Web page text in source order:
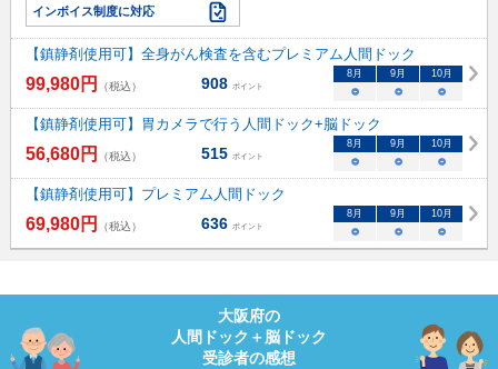
インボイス制度に対応
【鎮静剤使用可】全身がん検査を含むプレミアム人間ドック
99,980円 （税込） 908 ポイント
8月 9月 10月
○ ○ ○
【鎮静剤使用可】胃カメラで行う人間ドック+脳ドック
56,680円 （税込） 515 ポイント
8月 9月 10月
○ ○ ○
【鎮静剤使用可】プレミアム人間ドック
69,980円 （税込） 636 ポイント
8月 9月 10月
○ ○ ○
大阪府の
人間ドック＋脳ドック
受診者の感想